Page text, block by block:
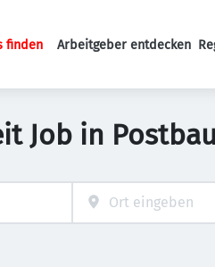
Haupt-Navigation
finden Arbeitgeber entdecken
Job in